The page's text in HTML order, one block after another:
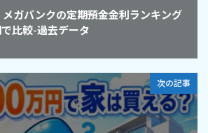
メガバンクの定期預金金利ランキング
比較-過去データ
次の記事